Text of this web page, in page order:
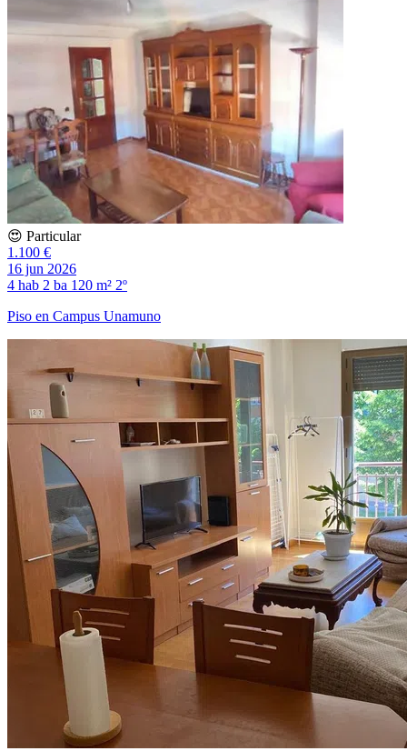
😍 Particular
1.100 €
16 jun 2026
4 hab 2 ba 120 m² 2º
Piso en Campus Unamuno